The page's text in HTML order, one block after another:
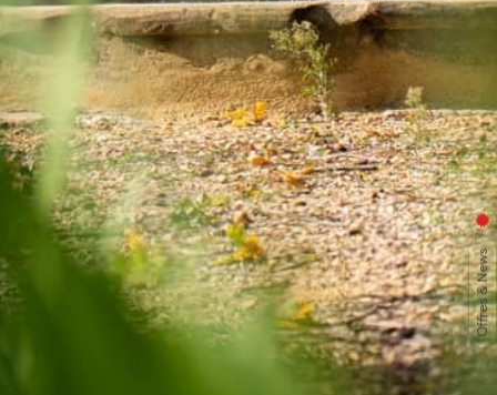
Offres & News